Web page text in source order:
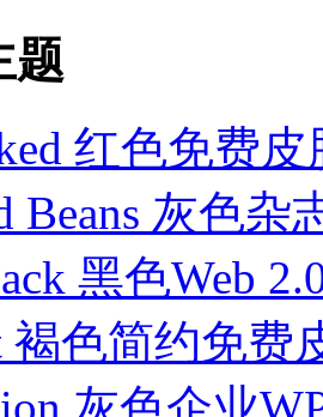
题
红色免费皮
Beans 灰色杂
黑色Web
褐色简约免费
灰色企业